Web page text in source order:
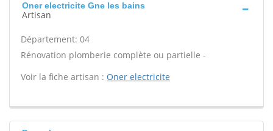
Oner electricite Gne les bains
Artisan
Département: 04
Rénovation plomberie complète ou partielle -
Voir la fiche artisan : Oner electricite